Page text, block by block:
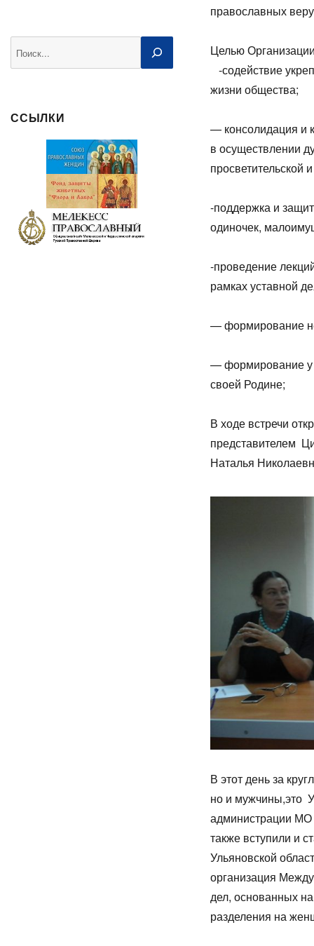
ССЫЛКИ
православных
Целью
-содействие
жизни общества;
— консолидация и
в осуществлении
просветительской
-поддержка и
одиночек,
-проведение
рамках уставной
— формирование
— формирование у
своей Родине;
В ходе встречи
представителем
Наталья
В этот день за
но и мужчины,это
администрации МО
также вступили и
Ульяновской
организация
дел, основанных
разделения на